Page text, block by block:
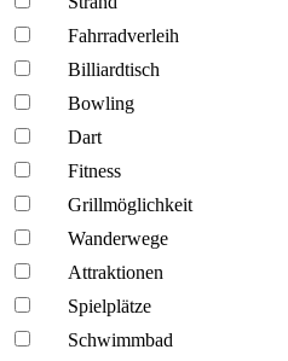
Fahrrad­verleih
Billiardtisch
Bowling
Dart
Fitness
Grillmöglich­keit
Wanderwege
Attraktionen
Spielplätze
Schwimmbad